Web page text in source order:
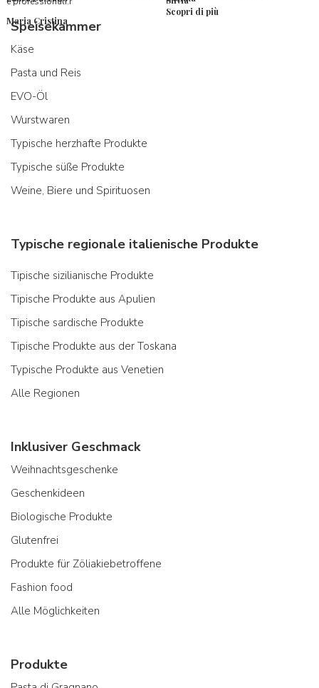
Maria Cristina
Scopri di più
Speisekammer
Käse
Pasta und Reis
EVO-Öl
Wurstwaren
Typische herzhafte Produkte
Typische süße Produkte
Weine, Biere und Spirituosen
Typische regionale italienische Produkte
Tipische sizilianische Produkte
Tipische Produkte aus Apulien
Tipische sardische Produkte
Tipische Produkte aus der Toskana
Typische Produkte aus Venetien
Alle Regionen
Inklusiver Geschmack
Weihnachtsgeschenke
Geschenkideen
Biologische Produkte
Glutenfrei
Produkte für Zöliakiebetroffene
Fashion food
Alle Möglichkeiten
Produkte